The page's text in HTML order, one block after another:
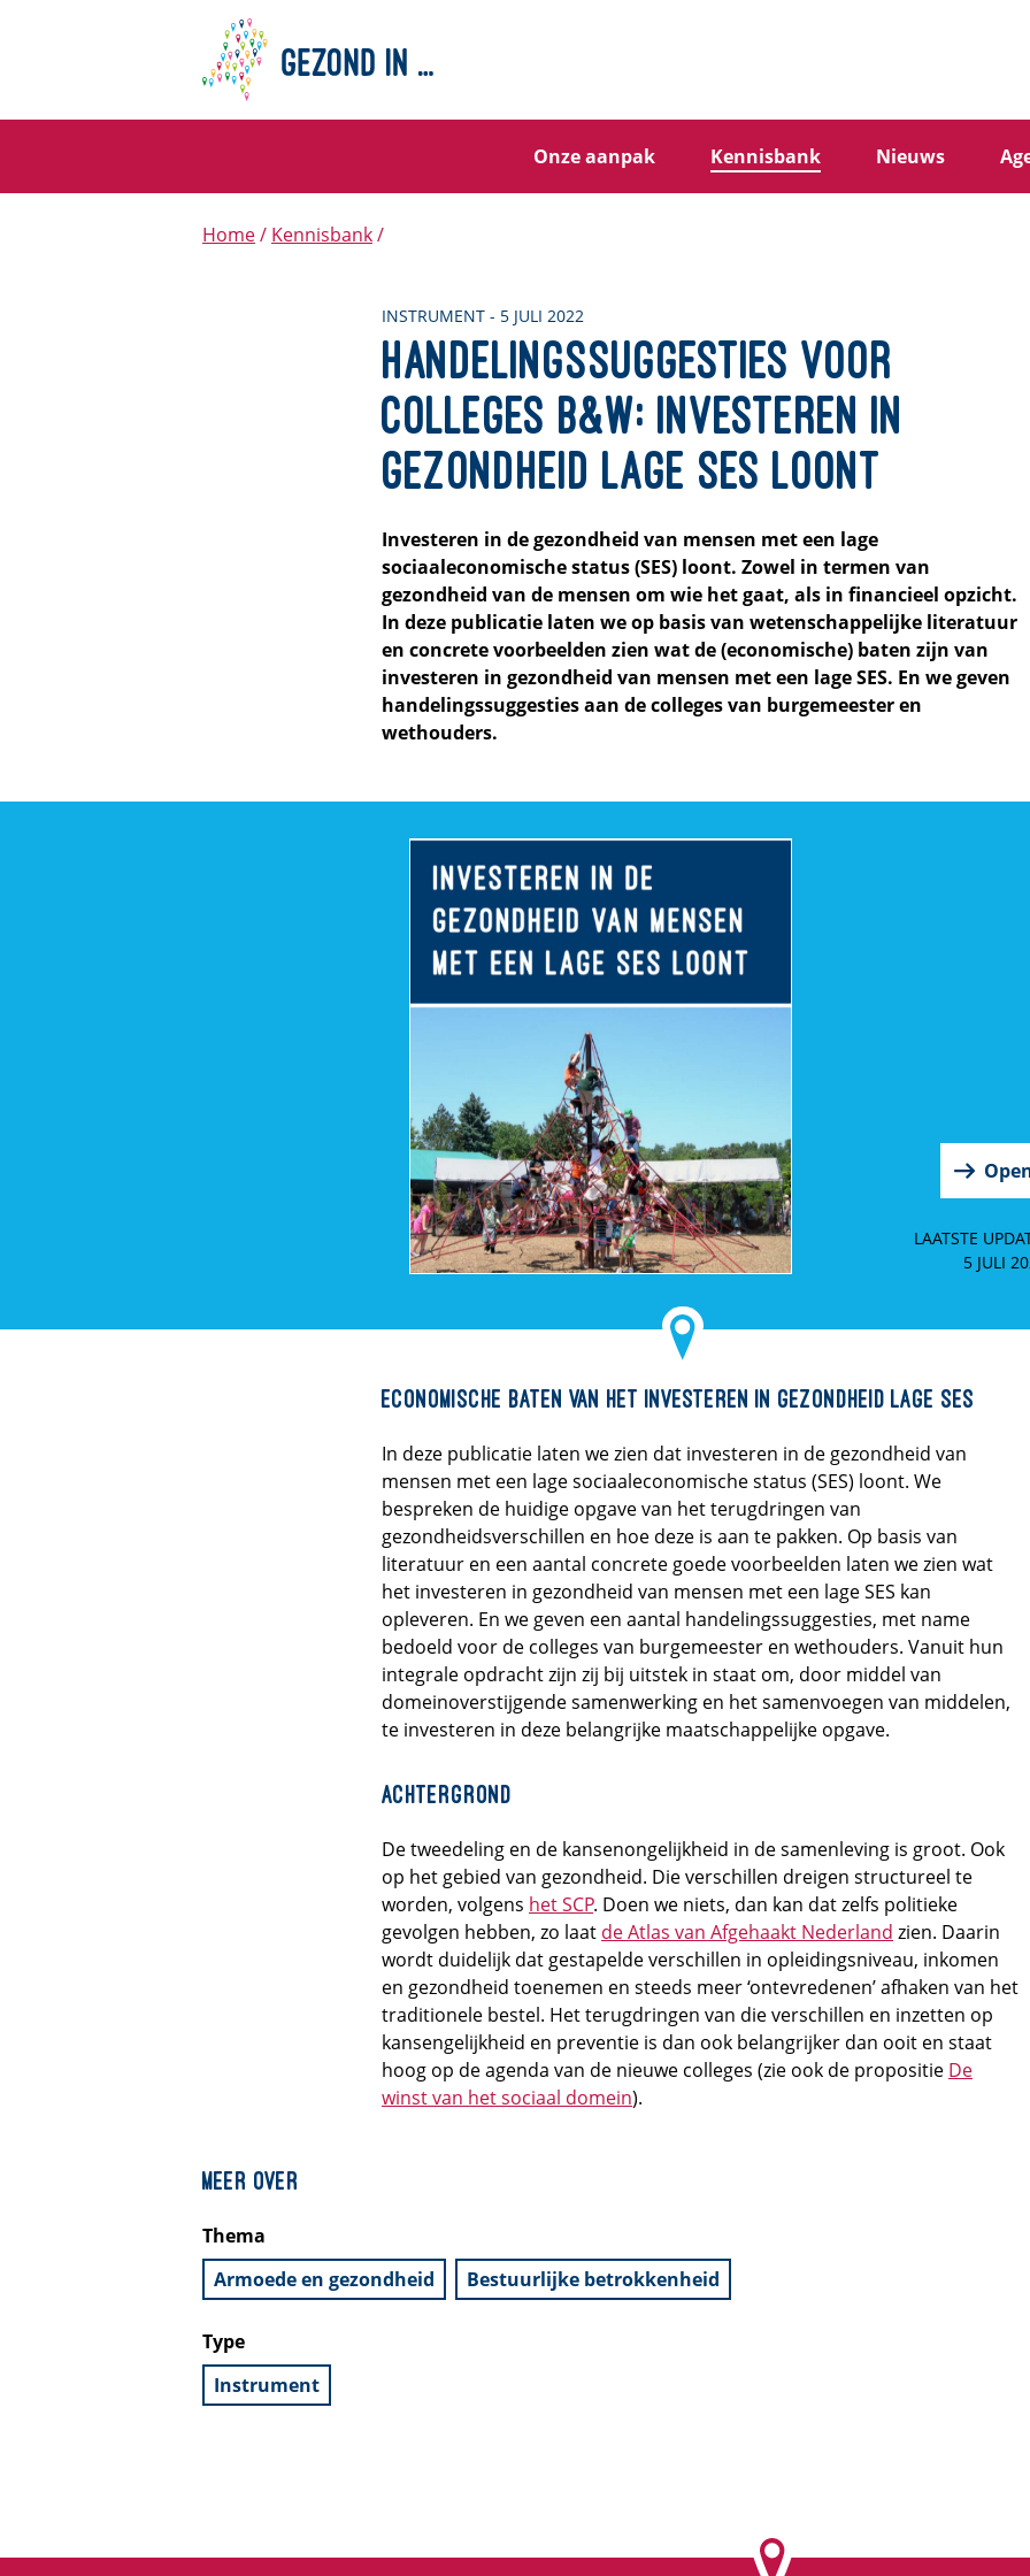
Onze aanpak Kennisbank Nieuws
Home Kennisbank
INSTRUMENT - 5 JULI 2022
Handelingssuggesties voor
colleges B&W: investeren in
gezondheid lage SES loont
Investeren in de gezondheid van mensen met een lage
sociaaleconomische status (SES) loont. Zowel in termen van
gezondheid van de mensen om wie het gaat, als in financieel opzicht.
In deze publicatie laten we op basis van wetenschappelijke literatuur
en concrete voorbeelden zien wat de (economische) baten zijn van
investeren in gezondheid van mensen met een lage SES. En we geven
handelingssuggesties aan de colleges van burgemeester en
wethouders.
LAATSTE
5 JULI
Economische baten van het investeren in gezondheid lage SES
In deze publicatie laten we zien dat investeren in de gezondheid van
mensen met een lage sociaaleconomische status (SES) loont. We
bespreken de huidige opgave van het terugdringen van
gezondheidsverschillen en hoe deze is aan te pakken. Op basis van
literatuur en een aantal concrete goede voorbeelden laten we zien wat
het investeren in gezondheid van mensen met een lage SES kan
opleveren. En we geven een aantal handelingssuggesties, met name
bedoeld voor de colleges van burgemeester en wethouders. Vanuit hun
integrale opdracht zijn zij bij uitstek in staat om, door middel van
domeinoverstijgende samenwerking en het samenvoegen van middelen,
te investeren in deze belangrijke maatschappelijke opgave.
Achtergrond
De tweedeling en de kansenongelijkheid in de samenleving is groot. Ook
op het gebied van gezondheid. Die verschillen dreigen structureel te
worden, volgens het SCP. Doen we niets, dan kan dat zelfs politieke
gevolgen hebben, zo laat de Atlas van Afgehaakt Nederland zien. Daarin
wordt duidelijk dat gestapelde verschillen in opleidingsniveau, inkomen
en gezondheid toenemen en steeds meer ‘ontevredenen’ afhaken van het
traditionele bestel. Het terugdringen van die verschillen en inzetten op
kansengelijkheid en preventie is dan ook belangrijker dan ooit en staat
hoog op de agenda van de nieuwe colleges (zie ook de propositie De
winst van het sociaal domein).
Meer over
Thema
Armoede en gezondheid
Bestuurlijke betrokkenheid
Type
Instrument